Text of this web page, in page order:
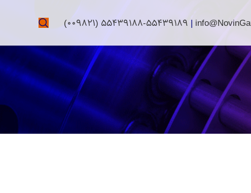
(009821) 55439188-55439189 |